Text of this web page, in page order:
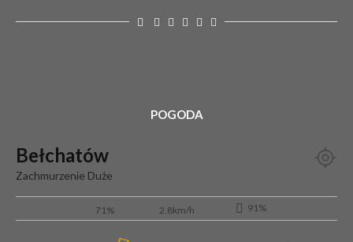
POGODA
Bełchatów
Zachmurzenie Duże
71% 2.8km/h 91%